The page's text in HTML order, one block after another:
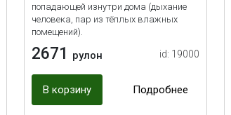
попадающей изнутри дома (дыхание
человека, пар из тёплых влажных
помещений).
2671 рулон id: 19000
В корзину Подробнее